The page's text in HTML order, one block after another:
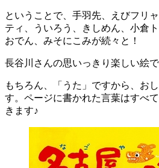
ということで、手羽先、えびフリ
ティ、ういろう、きしめん、小倉
おでん、みそにこみが続々と！
長谷川さんの思いっきり楽しい絵
もちろん、「うた」ですから、お
す。ページに書かれた言葉はすべ
きます♪